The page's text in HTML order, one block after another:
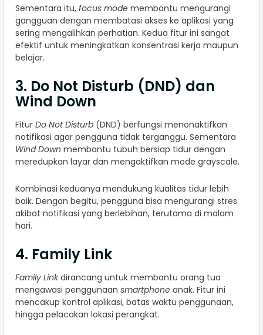
Sementara itu, focus mode membantu mengurangi
gangguan dengan membatasi akses ke aplikasi yang
sering mengalihkan perhatian. Kedua fitur ini sangat
efektif untuk meningkatkan konsentrasi kerja maupun
belajar.
3. Do Not Disturb (DND) dan
Wind Down
Fitur Do Not Disturb (DND) berfungsi menonaktifkan
notifikasi agar pengguna tidak terganggu. Sementara
Wind Down membantu tubuh bersiap tidur dengan
meredupkan layar dan mengaktifkan mode grayscale.
Kombinasi keduanya mendukung kualitas tidur lebih
baik. Dengan begitu, pengguna bisa mengurangi stres
akibat notifikasi yang berlebihan, terutama di malam
hari.
4. Family Link
Family Linkdirancang untuk membantu orang tua
mengawasi penggunaan smartphone anak. Fitur ini
mencakup kontrol aplikasi, batas waktu penggunaan,
hingga pelacakan lokasi perangkat.